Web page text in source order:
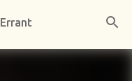
principal